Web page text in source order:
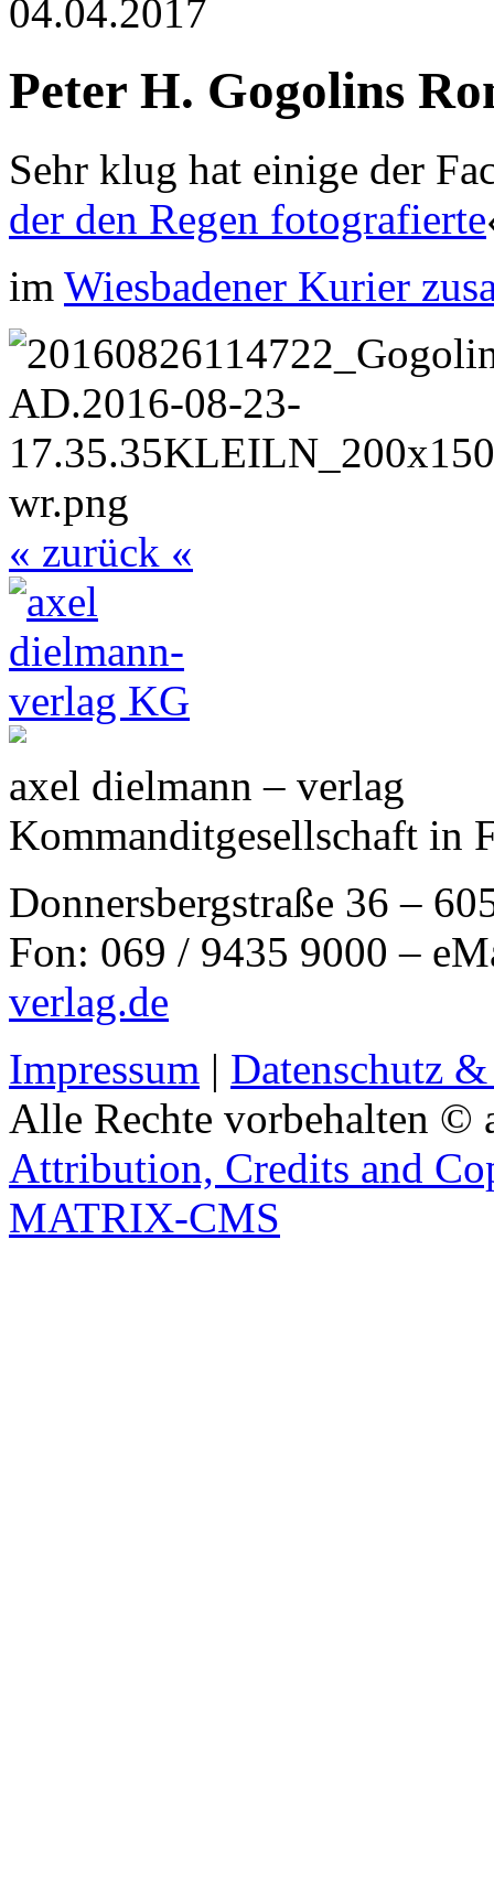
04.04.2017
Peter H. Gogolins
Sehr klug hat einige der
der den Regen fotografierte
im Wiesbadener Kurier
« zurück «
axel dielmann – verlag
Kommanditgesellschaft in
Donnersbergstraße 36 –
Fon: 069 / 9435 9000 –
verlag.de
Impressum | Datenschutz
Alle Rechte vorbehalten ©
Attribution, Credits and
MATRIX-CMS